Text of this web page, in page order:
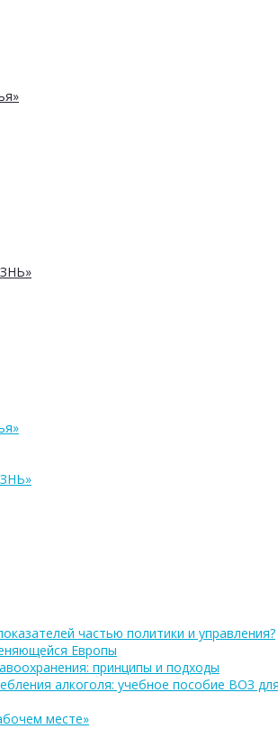
частью политики и управления?
Европы
принципы и подходы
алкоголя: учебное пособие ВОЗ
месте»